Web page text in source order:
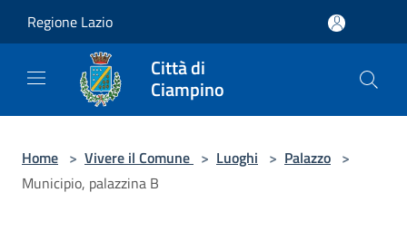
Regione Lazio
Città di
Ciampino
Home > Vivere il Comune > Luoghi > Palazzo >
Municipio, palazzina B